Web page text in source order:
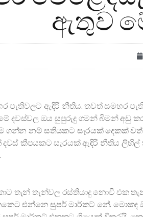
ඇතුව
පැතිවලට ඇඳිරි නීතිය. තවත් සමහර
දවස්වල ඔය සුපුරුදු ගමන් බිමන් අඩු
ගන්න නම් සතියකට සැරයක් දෙකක්
දවස් කීපයකට සැරයක් ඇඳිරි නීතිය
තැන් තැන්වල රස්තියාදු නොවී එක
එන්නෙ සුපර් මාර්කට් නේ.